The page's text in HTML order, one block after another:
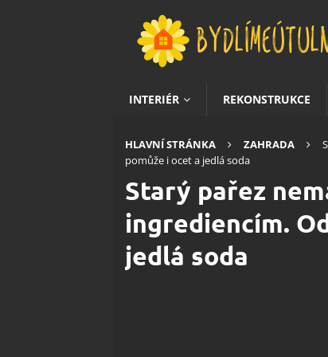
INTERIÉR REKONSTRUKCE
HLAVNÍ STRÁNKA ZAHRADA
pomůže i ocet a jedlá soda
Starý pařez
ingrediencím.
jedlá soda